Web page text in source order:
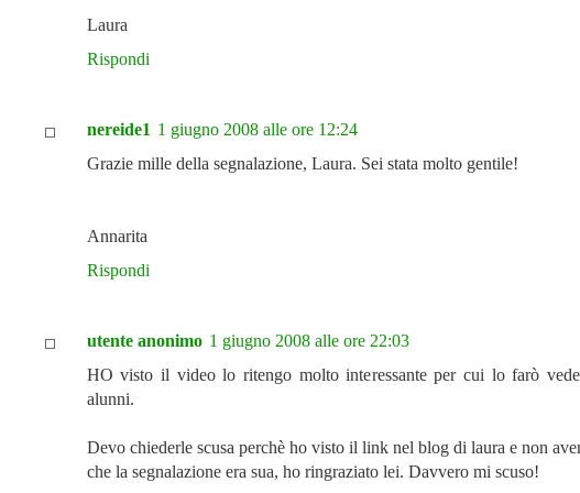
Laura
Rispondi
nereide1 1 giugno 2008 alle ore 12:24
Grazie mille della segnalazione, Laura. Sei stata molto gentile!
Annarita
Rispondi
utente anonimo 1 giugno 2008 alle ore 22:03
HO visto il video lo ritengo molto interessante per cui lo farò
alunni.
Devo chiederle scusa perchè ho visto il link nel blog di laura e non
che la segnalazione era sua, ho ringraziato lei. Davvero mi scuso!